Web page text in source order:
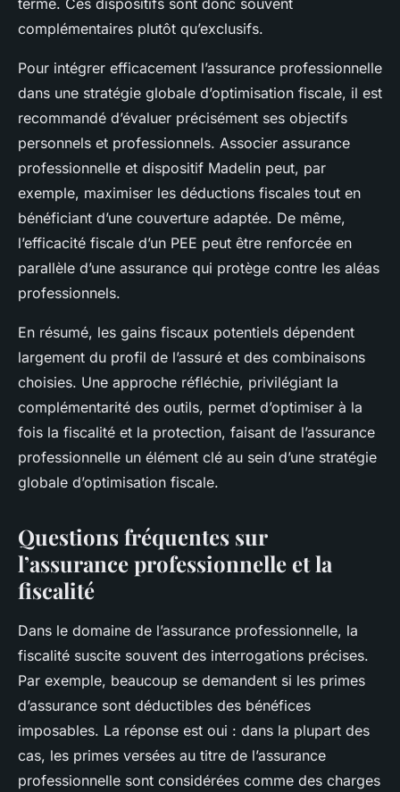
terme. Ces dispositifs sont donc souvent
complémentaires plutôt qu’exclusifs.
Pour intégrer efficacement l’assurance professionnelle
dans une stratégie globale d’optimisation fiscale, il est
recommandé d’évaluer précisément ses objectifs
personnels et professionnels. Associer assurance
professionnelle et dispositif Madelin peut, par
exemple, maximiser les déductions fiscales tout en
bénéficiant d’une couverture adaptée. De même,
l’efficacité fiscale d’un PEE peut être renforcée en
parallèle d’une assurance qui protège contre les aléas
professionnels.
En résumé, les gains fiscaux potentiels dépendent
largement du profil de l’assuré et des combinaisons
choisies. Une approche réfléchie, privilégiant la
complémentarité des outils, permet d’optimiser à la
fois la fiscalité et la protection, faisant de l’assurance
professionnelle un élément clé au sein d’une stratégie
globale d’optimisation fiscale.
Questions fréquentes sur
l’assurance professionnelle et la
fiscalité
Dans le domaine de l’assurance professionnelle, la
fiscalité suscite souvent des interrogations précises.
Par exemple, beaucoup se demandent si les primes
d’assurance sont déductibles des bénéfices
imposables. La réponse est oui : dans la plupart des
cas, les primes versées au titre de l’assurance
professionnelle sont considérées comme des charges